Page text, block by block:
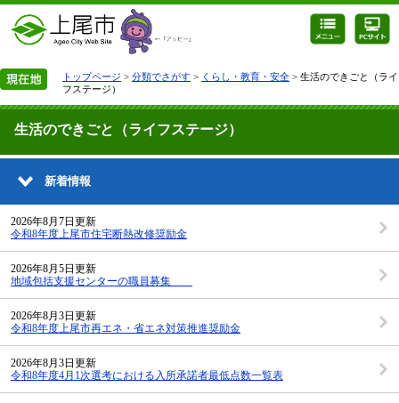
トップページ > 分類でさがす > くらし・教育・安全 > 生活のできごと（ライ
フステージ）
生活のできごと（ライフステージ）
新着情報
2026年8月7日更新
令和8年度上尾市住宅断熱改修奨励金
2026年8月5日更新
地域包括支援センターの職員募集
2026年8月3日更新
令和8年度上尾市再エネ・省エネ対策推進奨励金
2026年8月3日更新
令和8年度4月1次選考における入所承諾者最低点数一覧表